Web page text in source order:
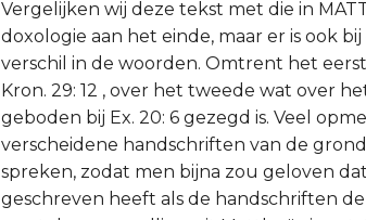
Vergelijken wij deze tekst met die in
doxologie aan het einde, maar er is ook
verschil in de woorden. Omtrent het
Kron. 29: 12 , over het tweede wat over
geboden bij Ex. 20: 6 gezegd is. Veel
verscheidene handschriften van de
spreken, zodat men bijna zou geloven
geschreven heeft als de handschriften